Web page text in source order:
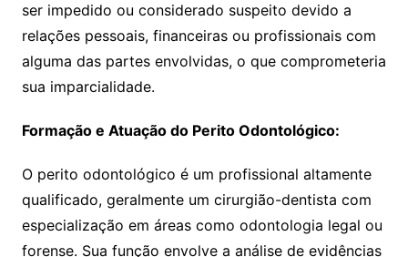
ser impedido ou considerado suspeito devido a
relações pessoais, financeiras ou profissionais com
alguma das partes envolvidas, o que comprometeria
sua imparcialidade.
Formação e Atuação do Perito Odontológico:
O perito odontológico é um profissional altamente
qualificado, geralmente um cirurgião-dentista com
especialização em áreas como odontologia legal ou
forense. Sua função envolve a análise de evidências